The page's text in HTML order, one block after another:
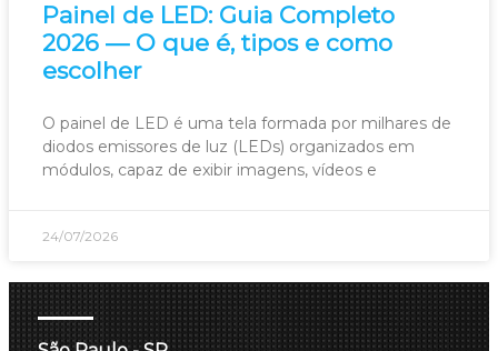
Painel de LED: Guia Completo
2026 — O que é, tipos e como
escolher
O painel de LED é uma tela formada por milhares de
diodos emissores de luz (LEDs) organizados em
módulos, capaz de exibir imagens, vídeos e
24/07/2026